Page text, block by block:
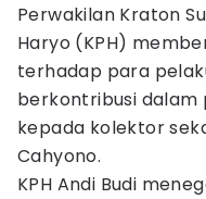
Perwakilan Kraton
Haryo (KPH)
terhadap para
berkontribusi dalam
kepada kolektor
Cahyono.
KPH Andi Budi